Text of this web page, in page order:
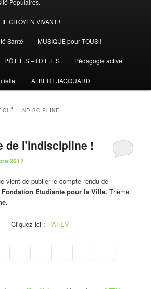
CITOYEN VIVANT !
Santé MUSIQUE pour TOUS !
P.Ô.L.E.S – I.D.É.E.S Pédagogie active
ALBERT JACQUARD
CLÉ : INDISCIPLINE
de l’indiscipline !
2017
vient de publier le compte-rendu de
Etudiante pour la Ville. Thème
Cliquez ici : l’AFEV